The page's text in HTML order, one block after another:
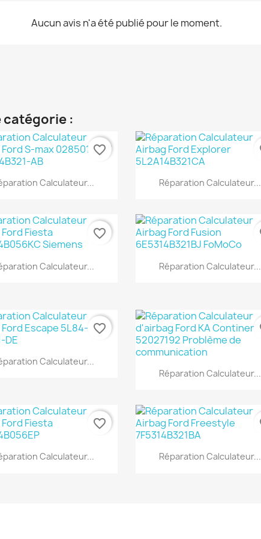
Aucun avis n'a été publié pour le moment.
catégorie :
Aperçu rapide
Calculateur...
favorite_border
Aperçu rapide
Réparation Calculateur...
Aperçu rapide
Calculateur...
favorite_border
Aperçu rapide
Réparation Calculateur...
Aperçu rapide
Calculateur...
favorite_border
Aperçu rapide
Réparation Calculateur...
Aperçu rapide
Calculateur...
favorite_border
Aperçu rapide
Réparation Calculateur...